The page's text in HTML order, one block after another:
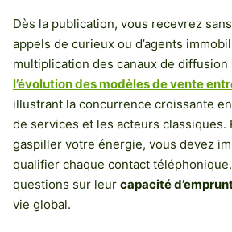
Dès la publication, vous recevrez
appels de curieux ou d’agents
multiplication des canaux de diffusion
l’évolution des modèles de vente
illustrant la concurrence croissante
de services et les acteurs classiques.
gaspiller votre énergie, vous devez
qualifier chaque contact
questions sur leur capacité
vie global.